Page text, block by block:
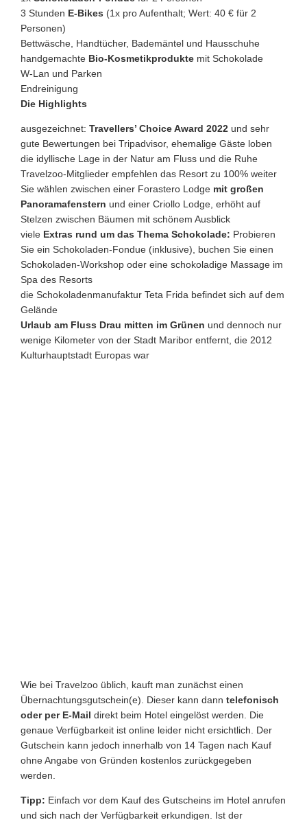
3 Stunden E-Bikes (1x pro Aufenthalt; Wert: 40 € für 2
Personen)
Bettwäsche, Handtücher, Bademäntel und Hausschuhe
handgemachte Bio-Kosmetikprodukte mit Schokolade
W-Lan und Parken
Endreinigung
Die Highlights
ausgezeichnet: Travellers’ Choice Award 2022 und sehr
gute Bewertungen bei Tripadvisor, ehemalige Gäste loben
die idyllische Lage in der Natur am Fluss und die Ruhe
Travelzoo-Mitglieder empfehlen das Resort zu 100% weiter
Sie wählen zwischen einer Forastero Lodge mit großen
Panoramafenstern und einer Criollo Lodge, erhöht auf
Stelzen zwischen Bäumen mit schönem Ausblick
viele Extras rund um das Thema Schokolade: Probieren
Sie ein Schokoladen-Fondue (inklusive), buchen Sie einen
Schokoladen-Workshop oder eine schokoladige Massage im
Spa des Resorts
die Schokoladenmanufaktur Teta Frida befindet sich auf dem
Gelände
Urlaub am Fluss Drau mitten im Grünen und dennoch nur
wenige Kilometer von der Stadt Maribor entfernt, die 2012
Kulturhauptstadt Europas war
Wie bei Travelzoo üblich, kauft man zunächst einen
Übernachtungsgutschein(e). Dieser kann dann telefonisch
oder per E-Mail direkt beim Hotel eingelöst werden. Die
genaue Verfügbarkeit ist online leider nicht ersichtlich. Der
Gutschein kann jedoch innerhalb von 14 Tagen nach Kauf
ohne Angabe von Gründen kostenlos zurückgegeben
werden.
Tipp: Einfach vor dem Kauf des Gutscheins im Hotel anrufen
und sich nach der Verfügbarkeit erkundigen. Ist der